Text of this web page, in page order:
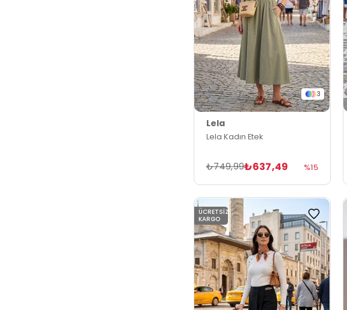
3
Lela
Lela Kadın Etek
₺637,49
₺749,99 %15
ÜCRETSIZ
KARGO